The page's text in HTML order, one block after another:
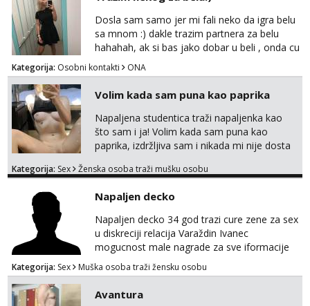
Dosla sam samo jer mi fali neko da igra belu
sa mnom :) dakle trazim partnera za belu
hahahah, ak si bas jako dobar u beli , onda cu
razmislit za dalje Klikni na link ispod i nadji me
tamo, cekam te!
Kategorija: Osobni kontakti ONA
Volim kada sam puna kao paprika
Napaljena studentica traži napaljenka kao
što sam i ja! Volim kada sam puna kao
paprika, izdržljiva sam i nikada mi nije dosta
bilo kad i bilo gdje zato se javi što prije da
tamo, cekam te!
Kategorija: Sex Ženska osoba traži mušku osobu
Napaljen decko
Napaljen decko 34 god trazi cure zene za sex
u diskreciji relacija Varaždin Ivanec
mogucnost male nagrade za sve iformacije
pisite na broj 098819637 pusa
Kategorija: Sex Muška osoba traži žensku osobu
Avantura